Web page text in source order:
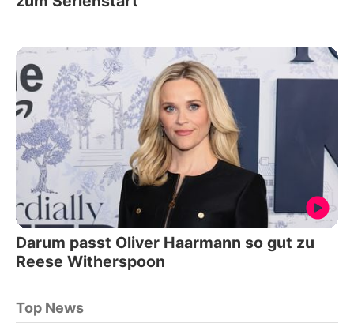
Darum passt Oliver Haarmann so gut zu
Reese Witherspoon
Top News